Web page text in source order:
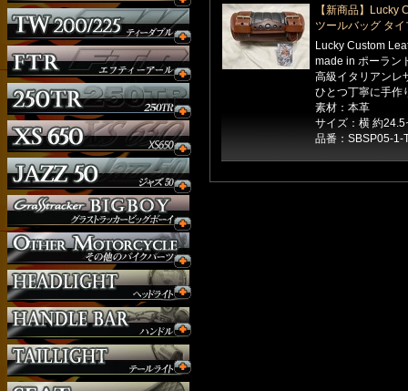
【新商品】Lucky
ツールバッグ タ
Lucky Custom
made in ポーラン
高級イタリアンレ
ひとつ丁寧に手作
素材：本革
サイズ：横 約
品番：SBSP05-1-
ウインカー
オーダー
ガソリンタンク
サイドナンバー
サスペンション
シート
ジョッキーシフト
ハンドルバー
ハンドル周り
ヘッドライト